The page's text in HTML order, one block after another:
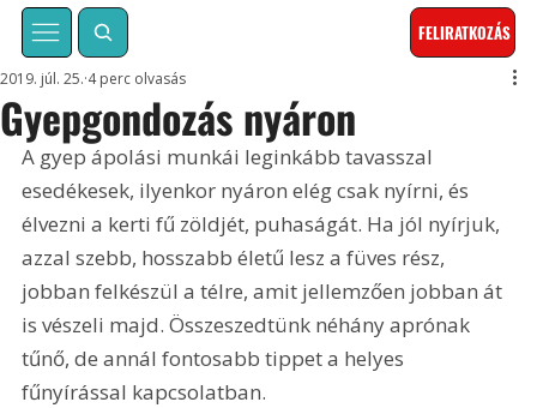
FELIRATKOZÁS
Gyepgondozás nyáron
2019. júl. 25. 4 perc olvasás
A gyep ápolási munkái leginkább tavasszal
esedékesek, ilyenkor nyáron elég csak nyírni, és
élvezni a kerti fű zöldjét, puhaságát. Ha jól nyírjuk,
azzal szebb, hosszabb életű lesz a füves rész,
jobban felkészül a télre, amit jellemzően jobban át
is vészeli majd. Összeszedtünk néhány aprónak
tűnő, de annál fontosabb tippet a helyes
fűnyírással kapcsolatban.